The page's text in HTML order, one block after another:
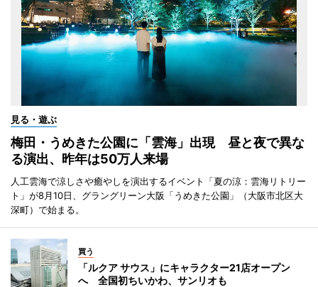
見る・遊ぶ
梅田・うめきた公園に「雲海」出現 昼と夜で異な
る演出、昨年は50万人来場
人工雲海で涼しさや癒やしを演出するイベント「夏の涼：雲海リトリー
ト」が8月10日、グラングリーン大阪「うめきた公園」（大阪市北区大
深町）で始まる。
買う
「ルクア サウス」にキャラクター21店オープン
へ 全国初ちいかわ、サンリオも